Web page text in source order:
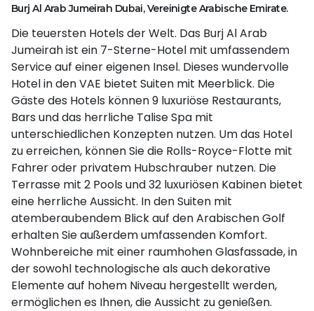
Burj Al Arab Jumeirah Dubai, Vereinigte Arabische Emirate.
Die teuersten Hotels der Welt. Das Burj Al Arab
Jumeirah ist ein 7-Sterne-Hotel mit umfassendem
Service auf einer eigenen Insel. Dieses wundervolle
Hotel in den VAE bietet Suiten mit Meerblick. Die
Gäste des Hotels können 9 luxuriöse Restaurants,
Bars und das herrliche Talise Spa mit
unterschiedlichen Konzepten nutzen. Um das Hotel
zu erreichen, können Sie die Rolls-Royce-Flotte mit
Fahrer oder privatem Hubschrauber nutzen. Die
Terrasse mit 2 Pools und 32 luxuriösen Kabinen bietet
eine herrliche Aussicht. In den Suiten mit
atemberaubendem Blick auf den Arabischen Golf
erhalten Sie außerdem umfassenden Komfort.
Wohnbereiche mit einer raumhohen Glasfassade, in
der sowohl technologische als auch dekorative
Elemente auf hohem Niveau hergestellt werden,
ermöglichen es Ihnen, die Aussicht zu genießen.